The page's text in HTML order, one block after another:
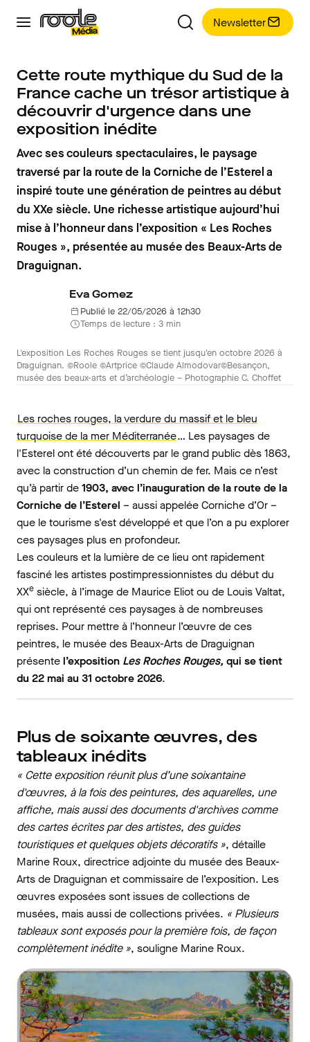
Newsletter
Cette route mythique du Sud de la
France cache un trésor artistique à
découvrir d'urgence dans une
exposition inédite
Avec ses couleurs spectaculaires, le paysage
traversé par la route de la Corniche de l’Esterel a
inspiré toute une génération de peintres au début
du XXe siècle. Une richesse artistique aujourd’hui
mise à l’honneur dans l’exposition « Les Roches
Rouges », présentée au musée des Beaux-Arts de
Draguignan.
Eva Gomez
Publié le 22/05/2026 à 12h30
Temps de lecture : 3 min
L'exposition Les Roches Rouges se tient jusqu'en octobre 2026 à
Draguignan. ©Roole ©Artprice ©Claude Almodovar©Besançon,
musée des beaux-arts et d’archéologie – Photographie C. Choffet
Les roches rouges, la verdure du massif et le bleu
turquoise de la mer Méditerranée… Les paysages de
l'Esterel ont été découverts par le grand public dès 1863,
avec la construction d’un chemin de fer. Mais ce n’est
qu’à partir de1903, avec l’inauguration de la route de la
Corniche de l’Esterel – aussi appelée Corniche d’Or –
que le tourisme s'est développé et que l’on a pu explorer
ces paysages plus en profondeur.
Les couleurs et la lumière de ce lieu ont rapidement
fasciné les artistes postimpressionnistes du début du
XXe siècle, à l’image de Maurice Eliot ou de Louis Valtat,
qui ont représenté ces paysages à de nombreuses
reprises. Pour mettre à l’honneur l’œuvre de ces
peintres, le musée des Beaux-Arts de Draguignan
présentel’exposition Les Roches Rouges,qui se tient
du 22 mai au 31 octobre 2026.
Plus de soixante œuvres, des
tableaux inédits
« Cette exposition réunit plus d’une soixantaine
d'œuvres, à la fois des peintures, des aquarelles, une
affiche, mais aussi des documents d'archives comme
des cartes écrites par des artistes, des guides
touristiques et quelques objets décoratifs », détaille
Marine Roux, directrice adjointe du musée des Beaux-
Arts de Draguignan et commissaire de l’exposition. Les
œuvres exposées sont issues de collections de
musées, mais aussi de collections privées. « Plusieurs
tableaux sont exposés pour la première fois, de façon
complètement inédite », souligne Marine Roux.